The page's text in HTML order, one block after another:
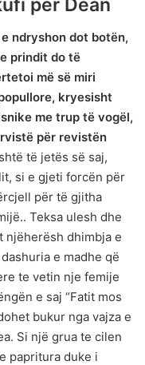
për Dean
ndryshon dot botën,
prindit do të
më së miri
kryesisht
me trup të vogël,
për revistën
të jetës së saj,
si e gjeti forcën për
për të gjitha
Teksa ulesh dhe
njëherësh dhimbja e
e madhe që
te vetin nje femije
e saj “Fatit mos
bukur nga vajza e
Si një grua te cilen
papritura duke i